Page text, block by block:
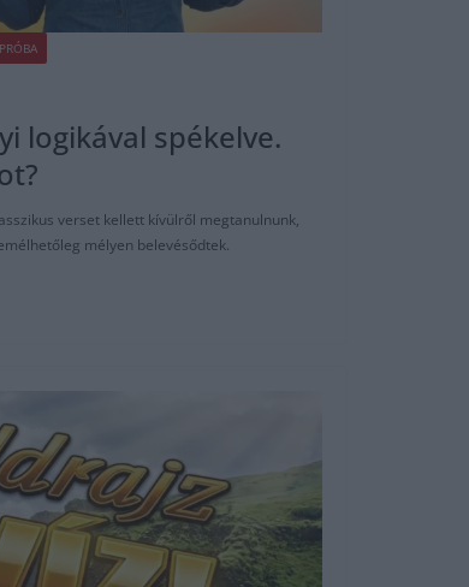
logikával spékelve.
verset kellett kívülről megtanulnunk,
mélyen belevésődtek.